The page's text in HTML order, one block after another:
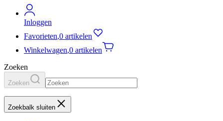
Inloggen
Favorieten,0 artikelen
Winkelwagen,0 artikelen
Zoeken
Zoeken
Zoekbalk sluiten